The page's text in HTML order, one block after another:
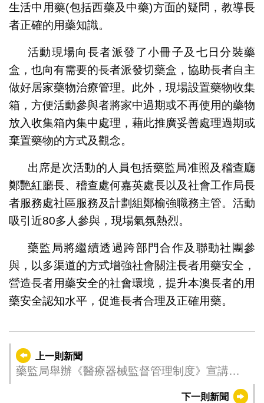
生活中用藥(包括西藥及中藥)方面的疑問，教導長
者正確的用藥知識。
活動現場向長者派發了小冊子及七日分裝藥
盒，也向有需要的長者派發切藥盒，協助長者自主
做好居家藥物治療管理。此外，現場設置藥物收集
箱，方便活動參與者將家中過期或不再使用的藥物
放入收集箱內集中處理，藉此推廣妥善處理過期或
棄置藥物的方式及觀念。
出席是次活動的人員包括藥監局准照及稽查廳
鄭艷紅廳長、稽查處何嘉英處長以及社會工作局長
者服務處社區服務及計劃組鄭榆強職務主管。活動
吸引近80多人參與，現場氣氛熱烈。
藥監局將繼續透過跨部門合作及聯動社團參
與，以多渠道的方式增強社會關注長者用藥安全，
營造長者用藥安全的社會環境，提升本澳長者的用
藥安全認知水平，促進長者合理及正確用藥。
上一則新聞
藥監局舉辦《醫療器械監督管理制度》宣講及
下一則新聞